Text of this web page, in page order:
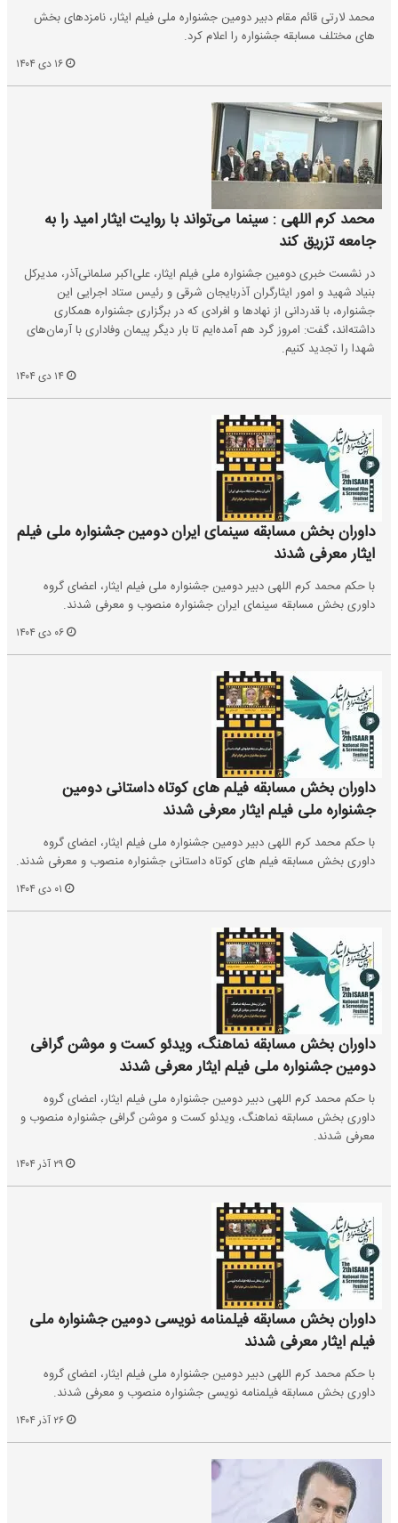
محمد لارتی قائم مقام دبیر دومین جشنواره ملی فیلم ایثار، نامزدهای بخش
های مختلف مسابقه جشنواره را اعلام کرد.
محمد کرم اللهی : سینما می‌تواند با روایت ایثار امید را به
جامعه تزریق کند
در نشست خبری دومین جشنواره ملی فیلم ایثار، علی‌اکبر سلمانی‌آذر، مدیرکل
بنیاد شهید و امور ایثارگران آذربایجان شرقی و رئیس ستاد اجرایی این
جشنواره، با قدردانی از نهادها و افرادی که در برگزاری جشنواره همکاری
داشته‌اند، گفت: امروز گرد هم آمده‌ایم تا بار دیگر پیمان وفاداری با آرمان‌های
شهدا را تجدید کنیم.
داوران بخش مسابقه سینمای ایران دومین جشنواره ملی فیلم
ایثار معرفی شدند
با حکم محمد کرم اللهی دبیر دومین جشنواره ملی فیلم ایثار، اعضای گروه
داوری بخش مسابقه سینمای ایران جشنواره منصوب و معرفی شدند.
داوران بخش مسابقه فیلم های کوتاه داستانی دومین
جشنواره ملی فیلم ایثار معرفی شدند
با حکم محمد کرم اللهی دبیر دومین جشنواره ملی فیلم ایثار، اعضای گروه
داوری بخش مسابقه فیلم های کوتاه داستانی جشنواره منصوب و معرفی شدند.
داوران بخش مسابقه نماهنگ، ویدئو کست و موشن گرافی
دومین جشنواره ملی فیلم ایثار معرفی شدند
با حکم محمد کرم اللهی دبیر دومین جشنواره ملی فیلم ایثار، اعضای گروه
داوری بخش مسابقه نماهنگ، ویدئو کست و موشن گرافی جشنواره منصوب و
معرفی شدند.
داوران بخش مسابقه فیلمنامه نویسی دومین جشنواره ملی
فیلم ایثار معرفی شدند
با حکم محمد کرم اللهی دبیر دومین جشنواره ملی فیلم ایثار، اعضای گروه
داوری بخش مسابقه فیلمنامه نویسی جشنواره منصوب و معرفی شدند.